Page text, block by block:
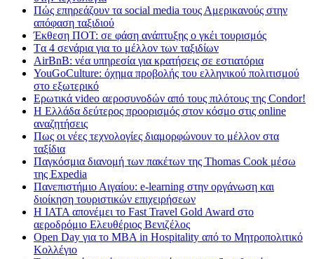
Πώς επηρεάζουν τα social media τους Αμερικανούς στην
απόφαση ταξιδιού
Έκθεση ΠΟΤ: σε φάση ανάπτυξης ο γκέι τουρισμός
Tα 4 σενάρια για το μέλλον των ταξιδίων
AirBnB: νέα υπηρεσία για κρατήσεις σε εστιατόρια
YouGoCulture: όχημα προβολής του ελληνικού πολιτισμού
στο εξωτερικό
Eρωτικά video αεροσυνοδών από τους πιλότους της Condor!
Η Ελλάδα δεύτερος προορισμός στον κόσμο στις online
αναζητήσεις
Πως οι νέες τεχνολογίες διαμορφώνουν το μέλλον στα
ταξίδια
Παγκόσμια διανομή των πακέτων της Thomas Cook μέσω
της Expedia
Πανεπιστήμιο Αιγαίου: e-learning στην οργάνωση και
διοίκηση τουριστικών επιχειρήσεων
Η IATA απονέμει το Fast Travel Gold Award στο
αεροδρόμιο Ελευθέριος Βενιζέλος
Open Day για το MBA in Hospitality από το Μητροπολιτικό
Κολλέγιο